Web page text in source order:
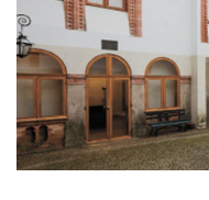
"O
Corpo
Sagrado"